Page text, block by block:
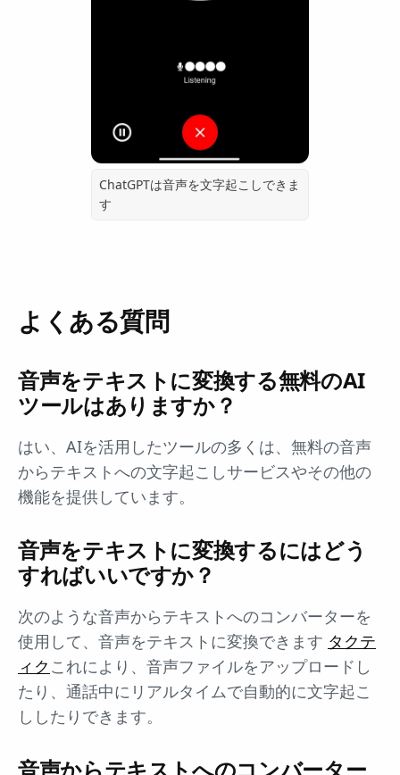
ChatGPTは音声を文字起こしできま
す
よくある質問
音声をテキストに変換する無料のAI
ツールはありますか？
はい、AIを活用したツールの多くは、無料の音声
からテキストへの文字起こしサービスやその他の
機能を提供しています。
音声をテキストに変換するにはどう
すればいいですか？
次のような音声からテキストへのコンバーターを
使用して、音声をテキストに変換できます タクテ
ィク これにより、音声ファイルをアップロードし
たり、通話中にリアルタイムで自動的に文字起こ
ししたりできます。